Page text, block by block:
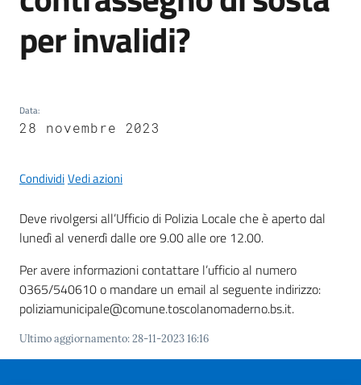
Toscolano
Maderno
P
r
a
l
e
D
e
d
l
o
per invalidi?
Data:
28 novembre 2023
CondividiVedi azioni
Deve rivolgersi all’Ufficio di Polizia Locale che è aperto dal
lunedì al venerdì dalle ore 9.00 alle ore 12.00.
Per avere informazioni contattare l’ufficio al numero
0365/540610 o mandare un email al seguente indirizzo:
poliziamunicipale@comune.toscolanomaderno.bs.it.
Ultimo aggiornamento:28-11-2023 16:16